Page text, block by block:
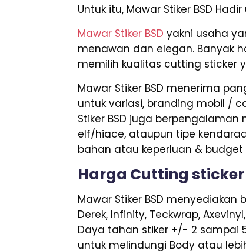
Untuk itu, Mawar Stiker BSD
Mawar Stiker BSD yakni usaha
menawan dan elegan. Banyak
memilih kualitas cutting sticker
Mawar Stiker BSD menerima
untuk variasi, branding mobil /
Stiker BSD juga
elf/hiace, ataupun tipe
bahan atau keperluan &
Harga Cutting
Mawar Stiker BSD
Derek, Infinity, Teckwrap,
Daya tahan stiker +/- 2 sampai
untuk melindungi Body atau